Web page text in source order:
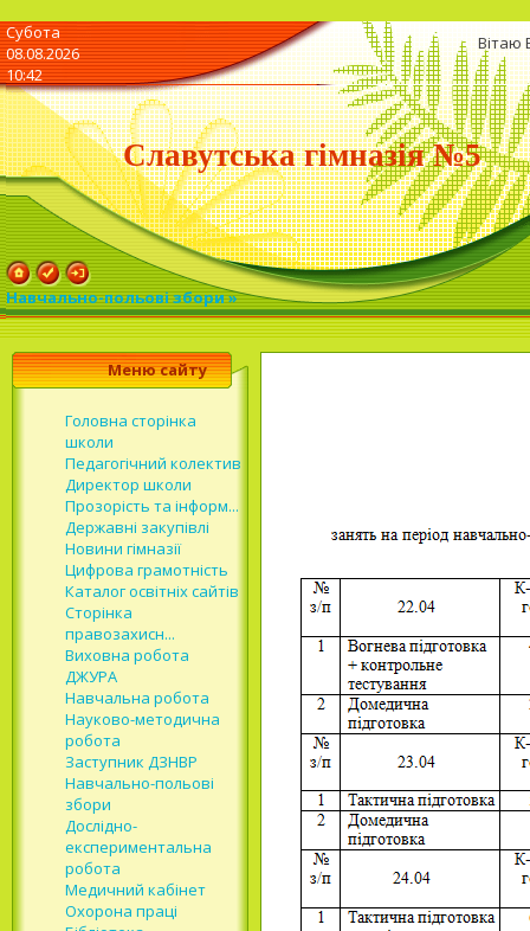
Субота
08.08.2026
10:42
Вітаю
Славутська гімназія №5
Навчально-польові збори »
Меню сайту
Головна сторінка
школи
Педагогічний колектив
Директор школи
Прозорість та інформ...
Державні закупівлі
Новини гімназії
Цифрова грамотність
Каталог освітніх сайтів
Сторінка
правозахисн...
Виховна робота
ДЖУРА
Навчальна робота
Науково-методична
робота
Заступник ДЗНВР
Навчально-польові
збори
Дослідно-
експериментальна
робота
Медичний кабінет
Охорона праці